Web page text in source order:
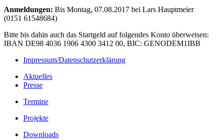
Anmeldungen: Bis Montag, 07.08.2017 bei Lars Hauptmeier
(0151 61548684)
Bitte bis dahin auch das Startgeld auf folgendes Konto überweisen:
IBAN DE98 4036 1906 4300 3412 00, BIC: GENODEM1IBB
Impressum/Datenschutzerklärung
Aktuelles
Presse
Termine
Projekte
Downloads